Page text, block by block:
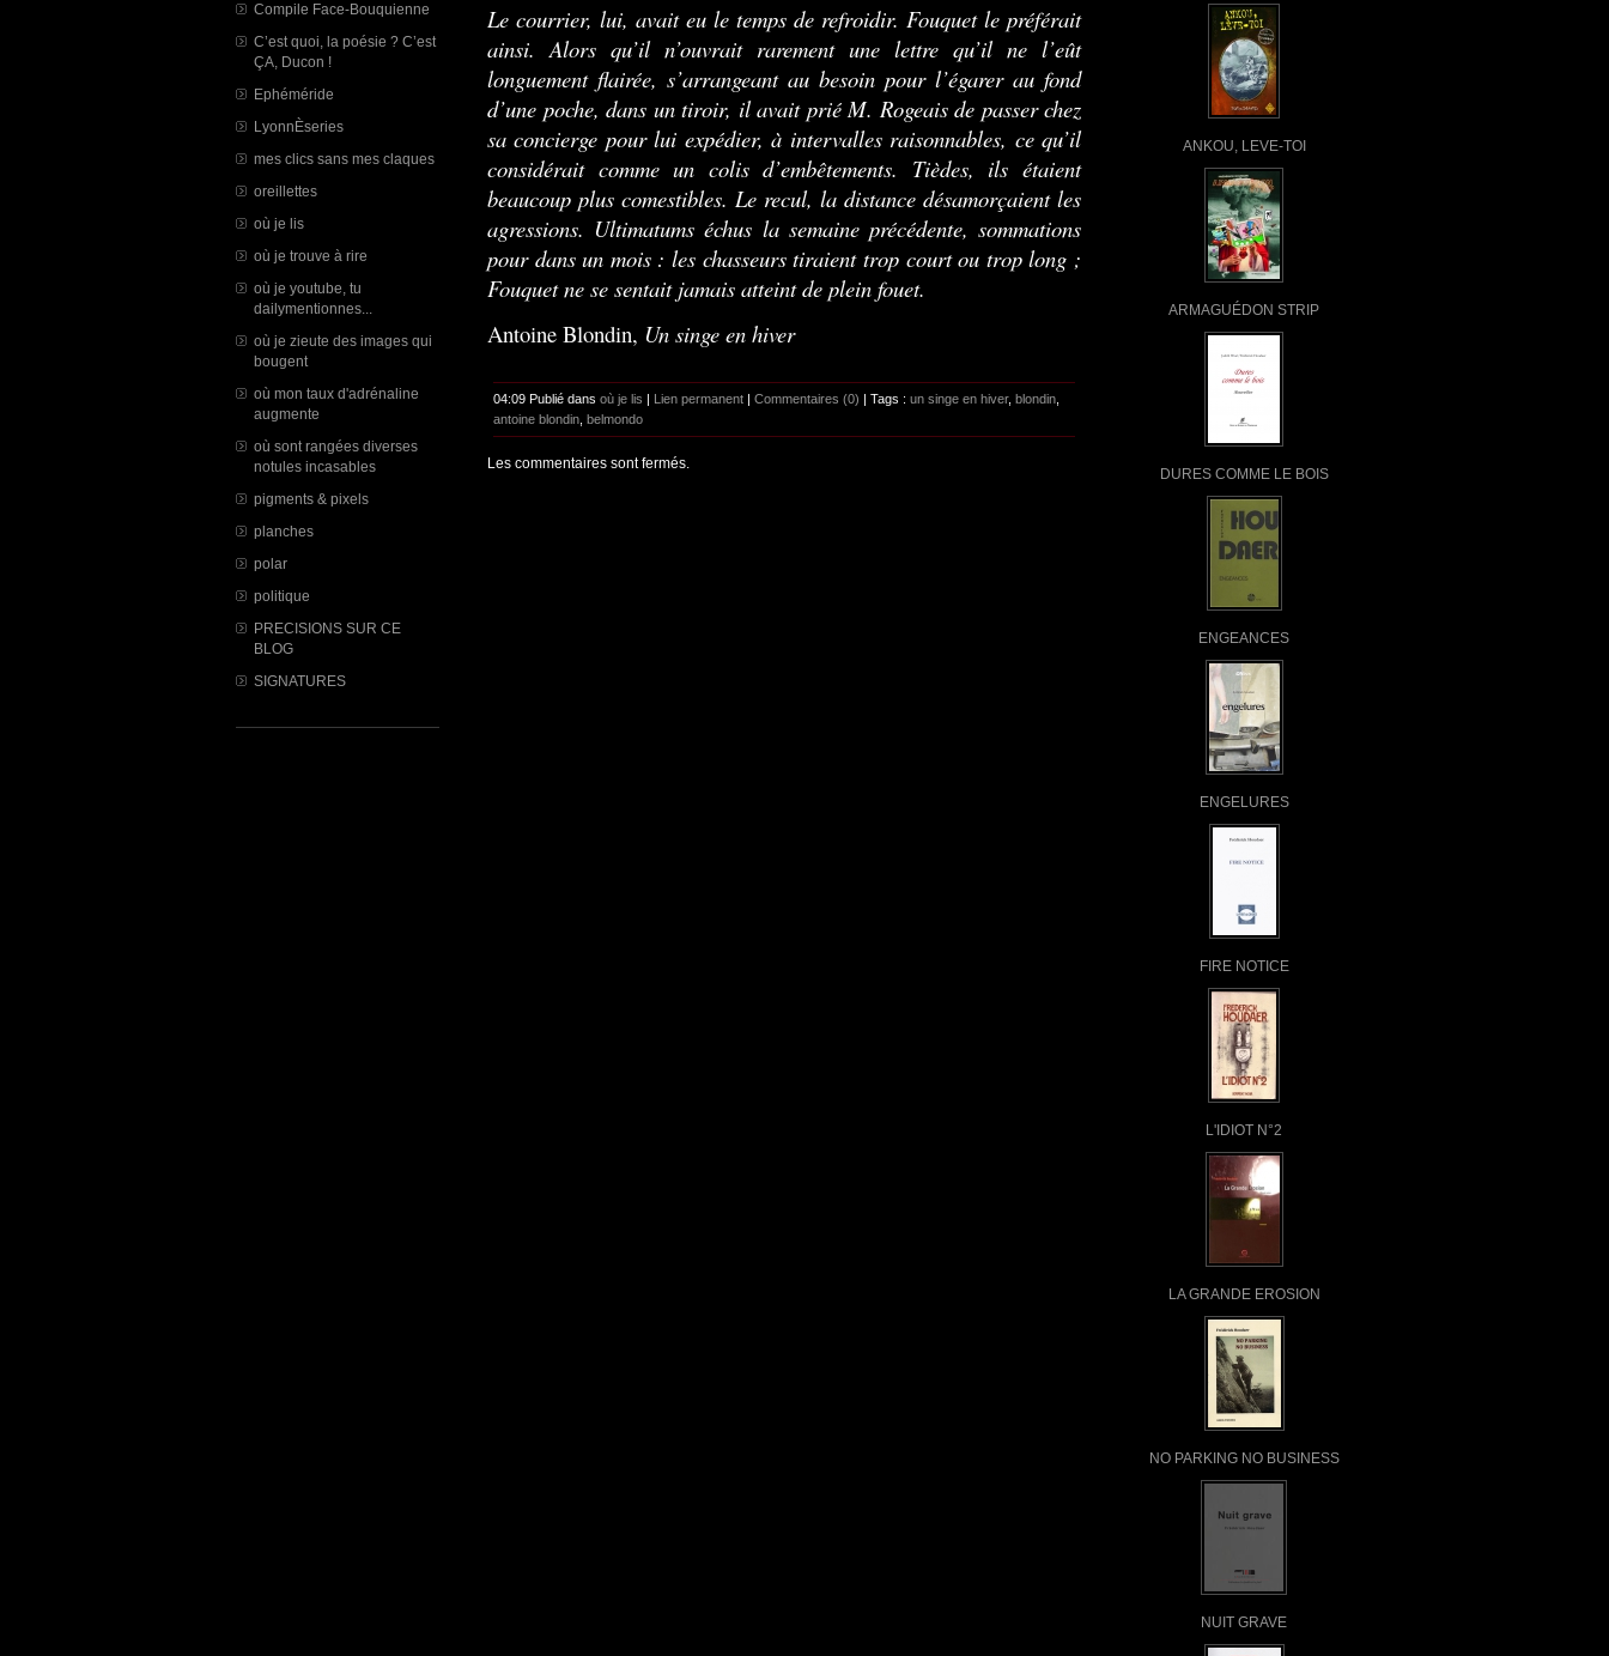
Compile Face-Bouquienne
C’est quoi, la poésie ? C’est
ÇA, Ducon !
Ephéméride
LyonnÈseries
mes clics sans mes claques
oreillettes
où je lis
où je trouve à rire
où je youtube, tu
dailymentionnes...
où je zieute des images qui
bougent
où mon taux d'adrénaline
augmente
où sont rangées diverses
notules incasables
pigments & pixels
planches
polar
politique
PRECISIONS SUR CE
BLOG
SIGNATURES
ANKOU, LEVE-TOI
ARMAGUÉDON STRIP
DURES COMME LE BOIS
ENGEANCES
ENGELURES
FIRE NOTICE
L'IDIOT N°2
LA GRANDE EROSION
NO PARKING NO BUSINESS
NUIT GRAVE
Le courrier, lui, avait eu le temps de refroidir. Fouquet le préférait
ainsi. Alors qu’il n’ouvrait rarement une lettre qu’il ne l’eût
longuement flairée, s’arrangeant au besoin pour l’égarer au fond
d’une poche, dans un tiroir, il avait prié M. Rogeais de passer chez
sa concierge pour lui expédier, à intervalles raisonnables, ce qu’il
considérait comme un colis d’embêtements. Tièdes, ils étaient
beaucoup plus comestibles. Le recul, la distance désamorçaient les
agressions. Ultimatums échus la semaine précédente, sommations
pour dans un mois : les chasseurs tiraient trop court ou trop long ;
Fouquet ne se sentait jamais atteint de plein fouet.
Antoine Blondin, Un singe en hiver
04:09 Publié dans où je lis Lien permanent Commentaires (0) | Tags : un singe en hiver, blondin,
antoine blondin, belmondo
Les commentaires sont fermés.